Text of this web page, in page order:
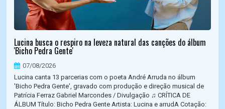
Lucina busca o respiro na leveza natural das canções do álbum
'Bicho Pedra Gente'
07/08/2026
Lucina canta 13 parcerias com o poeta André Arruda no álbum
'Bicho Pedra Gente', gravado com produção e direção musical de
Patrícia Ferraz Gabriel Marcondes / Divulgação ♫ CRÍTICA DE
ÁLBUM Título: Bicho Pedra Gente Artista: Lucina e arrudA Cotação: